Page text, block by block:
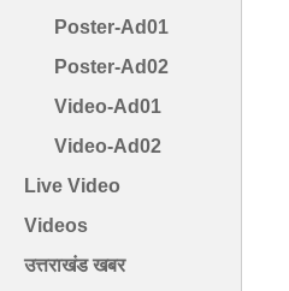
Poster-Ad01
Poster-Ad02
Video-Ad01
Video-Ad02
Live Video
Videos
उत्तराखंड खबर